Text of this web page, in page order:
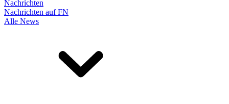
Nachrichten
Nachrichten auf FN
Alle News